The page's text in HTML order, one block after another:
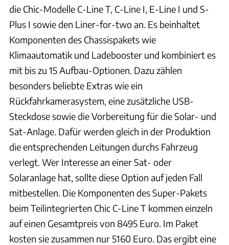
die Chic-Modelle C-Line T, C-Line I, E-Line I und S-
Plus I sowie den Liner-for-two an. Es beinhaltet
Komponenten des Chassispakets wie
Klimaautomatik und Ladebooster und kombiniert es
mit bis zu 15 Aufbau-Optionen. Dazu zählen
besonders beliebte Extras wie ein
Rückfahrkamerasystem, eine zusätzliche USB-
Steckdose sowie die Vorbereitung für die Solar- und
Sat-Anlage. Dafür werden gleich in der Produktion
die entsprechenden Leitungen durchs Fahrzeug
verlegt. Wer Interesse an einer Sat- oder
Solaranlage hat, sollte diese Option auf jeden Fall
mitbestellen. Die Komponenten des Super-Pakets
beim Teilintegrierten Chic C-Line T kommen einzeln
auf einen Gesamtpreis von 8495 Euro. Im Paket
kosten sie zusammen nur 5160 Euro. Das ergibt eine